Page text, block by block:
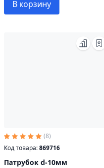
В корзину
(8)
Код товара:869716
Патрубок d-10мм